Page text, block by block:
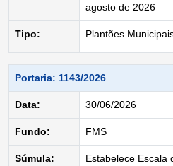
agosto de 2026
Tipo: Plantões
Portaria: 1143/2026
Data: 30/06/2026
Fundo: FMS
Súmula:
Estabelece Escala